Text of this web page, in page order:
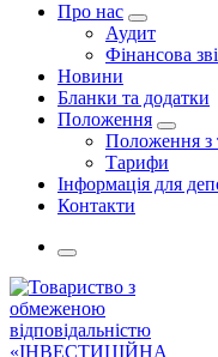
Про нас
Аудит
Фінансова
Новини
Бланки та додатки
Положення
Положення з
Тарифи
Інформація для
Контакти